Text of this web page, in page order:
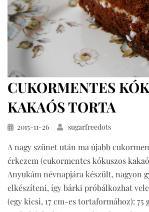
CUKORMENTES
KAKAÓS TORTA
Közzétéve
2015-11-26 sugarfreedots
A nagy szünet után ma újabb
érkezem (cukormentes kókuszos
Anyukám névnapjára készült, nagyon
elkészíteni, így bárki próbálkozhat
(egy kicsi, 17 cm-es tortaformához): 75